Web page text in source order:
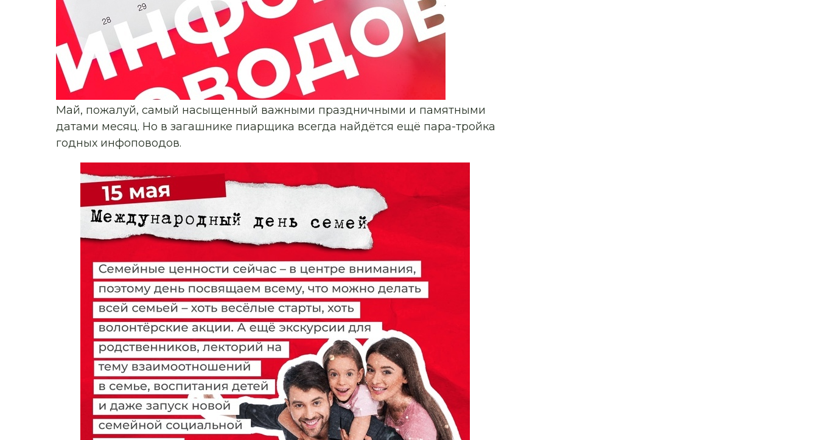
Май, пожалуй, самый насыщенный важными праздничными и памятными
датами месяц. Но в загашнике пиарщика всегда найдётся ещё пара-тройка
годных инфоповодов.